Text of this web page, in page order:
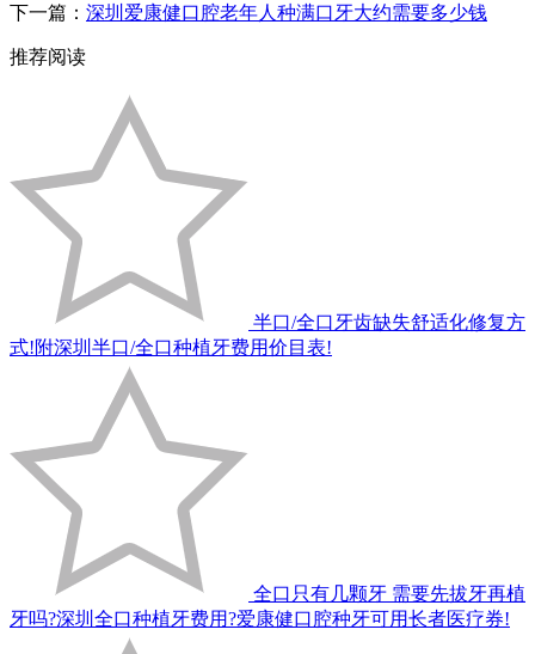
下一篇： 深圳爱康健口腔老年人种满口牙大约需要多少钱
推荐阅读
半口/全口牙齿缺失舒适化修复方
式!附深圳半口/全口种植牙费用价目表!
全口只有几颗牙 需要先拔牙再植
牙吗?深圳全口种植牙费用?爱康健口腔种牙可用长者医疗券!